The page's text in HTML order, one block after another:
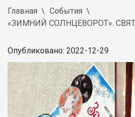
Главная
События
«ЗИМНИЙ СОЛНЦЕВОРОТ».
Опубликовано: 2022-12-29